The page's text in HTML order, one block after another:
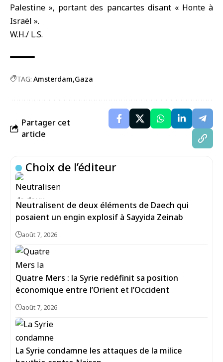
Palestine », portant des pancartes disant « Honte à
Israël ».
W.H./ L.S.
TAG: Amsterdam Gaza
Partager cet
article
Choix de l’éditeur
Neutralisent de deux éléments de Daech qui
posaient un engin explosif à Sayyida Zeinab
août 7, 2026
Quatre Mers : la Syrie redéfinit sa position
économique entre l’Orient et l’Occident
août 7, 2026
La Syrie condamne les attaques de la milice